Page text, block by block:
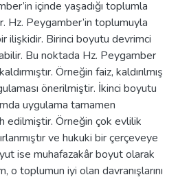
içinde yaşadığı toplumla
Hz. Peygamber’in toplumuyla
ilişkidir. Birinci boyutu devrimci
Bu noktada Hz. Peygamber
Örneğin faiz, kaldırılmış
önerilmiştir. İkinci boyutu
uygulama tamamen
edilmiştir. Örneğin çok evlilik
ve hukuki bir çerçeveye
ise muhafazakâr boyut olarak
o toplumun iyi olan davranışlarını